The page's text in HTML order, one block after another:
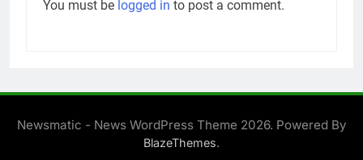
You must be logged in to post a comment.
Newsmatic - News WordPress Theme 2026. Powered By
BlazeThemes.